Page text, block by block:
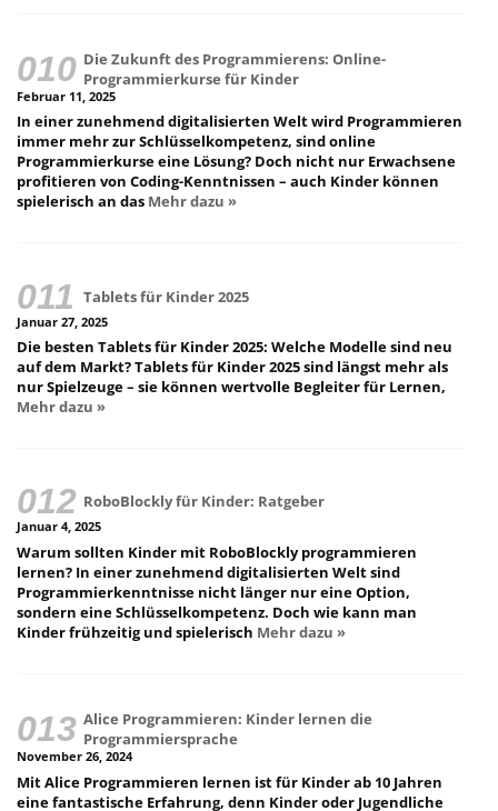
Die Zukunft des Programmierens: Online-
Programmierkurse für Kinder
Februar 11, 2025
In einer zunehmend digitalisierten Welt wird Programmieren
immer mehr zur Schlüsselkompetenz, sind online
Programmierkurse eine Lösung? Doch nicht nur Erwachsene
profitieren von Coding-Kenntnissen – auch Kinder können
spielerisch an das Mehr dazu »
Tablets für Kinder 2025
Januar 27, 2025
Die besten Tablets für Kinder 2025: Welche Modelle sind neu
auf dem Markt? Tablets für Kinder 2025 sind längst mehr als
nur Spielzeuge – sie können wertvolle Begleiter für Lernen,
Mehr dazu »
RoboBlockly für Kinder: Ratgeber
Januar 4, 2025
Warum sollten Kinder mit RoboBlockly programmieren
lernen? In einer zunehmend digitalisierten Welt sind
Programmierkenntnisse nicht länger nur eine Option,
sondern eine Schlüsselkompetenz. Doch wie kann man
Kinder frühzeitig und spielerisch Mehr dazu »
Alice Programmieren: Kinder lernen die
Programmiersprache
November 26, 2024
Mit Alice Programmieren lernen ist für Kinder ab 10 Jahren
eine fantastische Erfahrung, denn Kinder oder Jugendliche